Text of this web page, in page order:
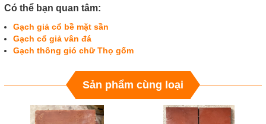
Có thể bạn quan tâm:
Gạch giả cổ bề mặt sần
Gạch cổ giả vân đá
Gạch thông gió chữ Thọ gốm
Sản phẩm cùng loại